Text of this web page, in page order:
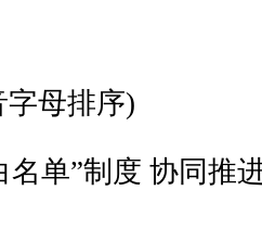
母排序)
单”制度 协同推